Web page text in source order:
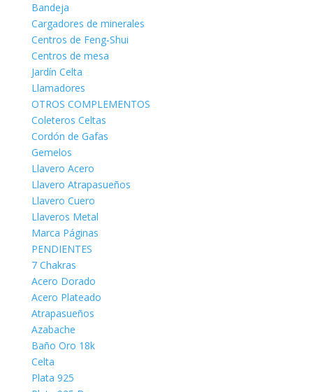
Bandeja
Cargadores de minerales
Centros de Feng-Shui
Centros de mesa
Jardín Celta
Llamadores
OTROS COMPLEMENTOS
Coleteros Celtas
Cordón de Gafas
Gemelos
Llavero Acero
Llavero Atrapasueños
Llavero Cuero
Llaveros Metal
Marca Páginas
PENDIENTES
7 Chakras
Acero Dorado
Acero Plateado
Atrapasueños
Azabache
Baño Oro 18k
Celta
Plata 925